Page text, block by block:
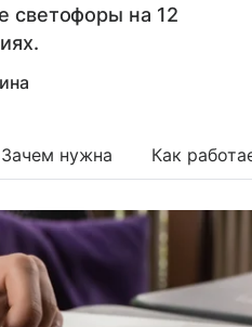
светофоры на 12
Зачем нужна Как